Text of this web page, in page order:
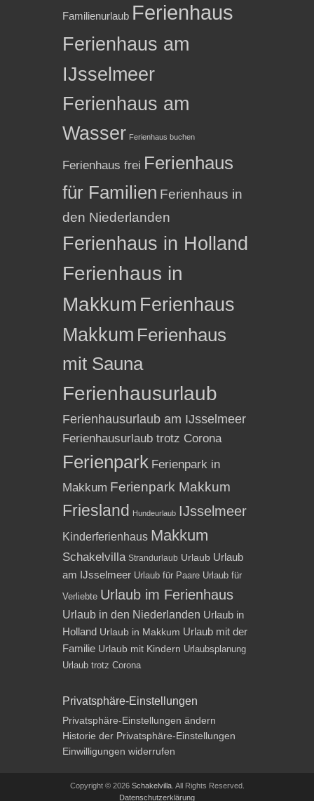
Familienurlaub Ferienhaus
Ferienhaus am
IJsselmeer
Ferienhaus am
Wasser Ferienhaus buchen
Ferienhaus frei Ferienhaus
für Familien Ferienhaus in
den Niederlanden
Ferienhaus in Holland
Ferienhaus in
Makkum Ferienhaus
Makkum Ferienhaus
mit Sauna
Ferienhausurlaub
Ferienhausurlaub am IJsselmeer
Ferienhausurlaub trotz Corona
Ferienpark Ferienpark in
Makkum Ferienpark Makkum
Friesland Hundeurlaub IJsselmeer
Kinderferienhaus Makkum
Schakelvilla Strandurlaub Urlaub Urlaub
am IJsselmeer Urlaub für Paare Urlaub für
Verliebte Urlaub im Ferienhaus
Urlaub in den Niederlanden Urlaub in
Holland Urlaub in Makkum Urlaub mit der
Familie Urlaub mit Kindern Urlaubsplanung
Urlaub trotz Corona
Privatsphäre-Einstellungen
Privatsphäre-Einstellungen ändern
Historie der Privatsphäre-Einstellungen
Einwilligungen widerrufen
Copyright © 2026 Schakelvilla. All Rights Reserved.
Datenschutzerklärung